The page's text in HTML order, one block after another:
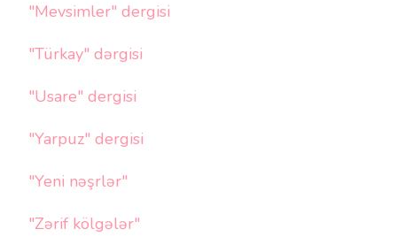
"Mevsimler" dergisi
"Türkay" dərgisi
"Usare" dergisi
"Yarpuz" dergisi
"Yeni nəşrlər"
"Zərif kölgələr"